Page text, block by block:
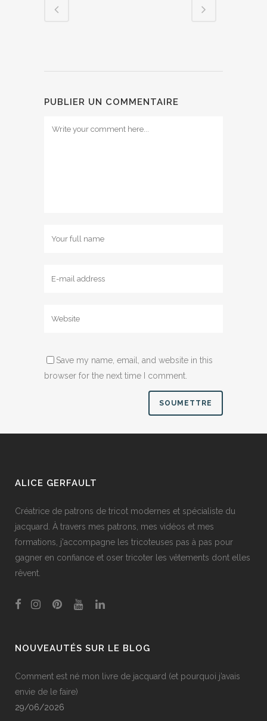
PUBLIER UN COMMENTAIRE
Save my name, email, and website in this
browser for the next time I comment.
ALICE GERFAULT
Créatrice de patrons de tricot modernes et spécialiste du
jacquard. À travers mes patrons, mes vidéos et mes
formations, j'accompagne les tricoteuses pas à pas pour
gagner en confiance et oser tricoter les vêtements dont elles
rêvent.
NOUVEAUTÉS SUR LE BLOG
Comment est né mon livre de jacquard (et pourquoi j’avais
envie de le faire)
29/06/2026